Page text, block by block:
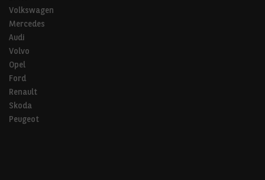
Volkswagen
Mercedes
Audi
Volvo
Opel
Ford
Renault
Skoda
Peugeot